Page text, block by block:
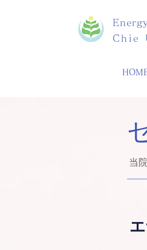
Chie
当